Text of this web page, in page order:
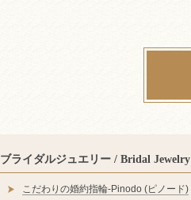
ブライダルジュエリー / Bridal Jewelry
こだわりの婚約指輪‐Pinodo (ピノード)